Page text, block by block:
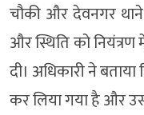
चौकी और देवनगर
और स्थिति को
दी। अधिकारी ने
कर लिया गया है और